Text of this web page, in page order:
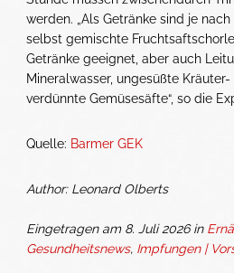
werden. „Als Getränke sind je
selbst gemischte
Getränke geeignet, aber auch
Mineralwasser, ungesüßte
verdünnte Gemüsesäfte“, so die
Quelle: Barmer GEK
Author: Leonard Olberts
Eingetragen am 8. Juli 2026 in
Gesundheitsnews, Impfungen |